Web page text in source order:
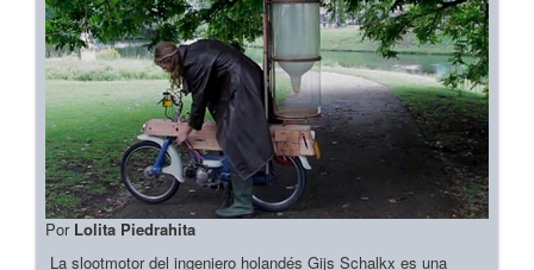
Por Lolita Piedrahita
La slootmotor del ingeniero holandés Gijs Schalkx es una